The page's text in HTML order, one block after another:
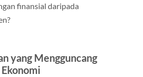
finansial daripada
yang Mengguncang